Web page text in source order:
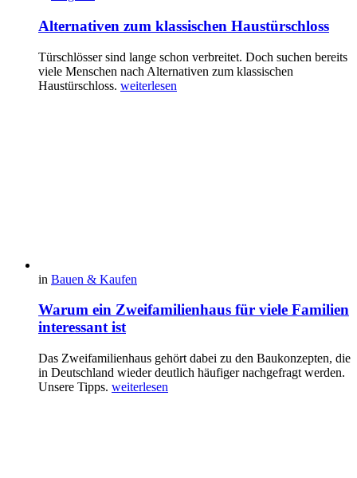
Alternativen zum klassischen Haustürschloss
Türschlösser sind lange schon verbreitet. Doch suchen bereits
viele Menschen nach Alternativen zum klassischen
Haustürschloss. weiterlesen
in Bauen & Kaufen
Warum ein Zweifamilienhaus für viele Familien
interessant ist
Das Zweifamilienhaus gehört dabei zu den Baukonzepten, die
in Deutschland wieder deutlich häufiger nachgefragt werden.
Unsere Tipps. weiterlesen